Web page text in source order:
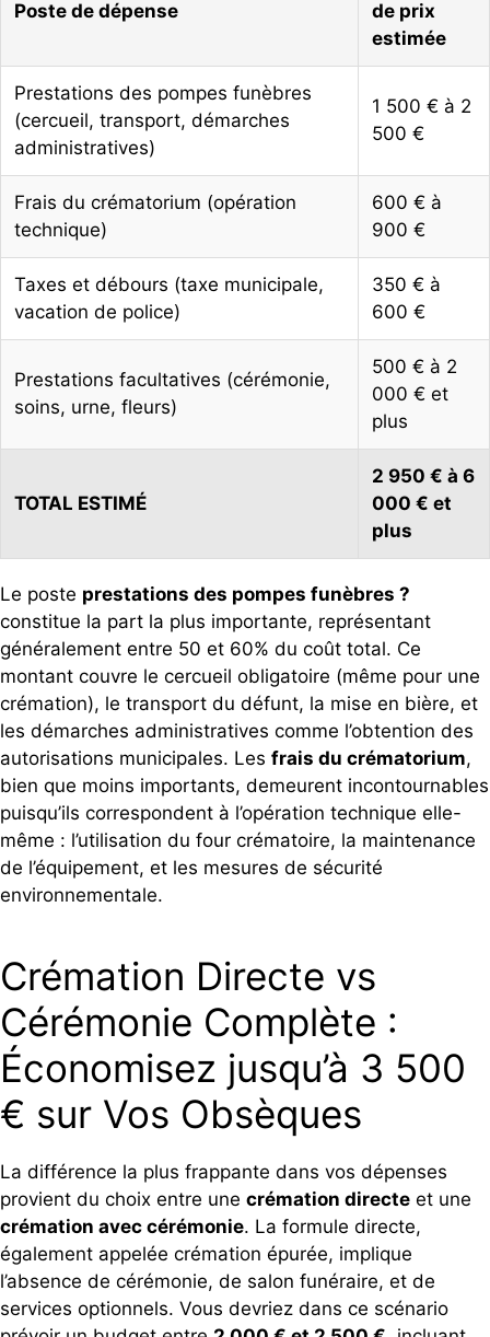
Poste de dépense
de prix
estimée
Prestations des pompes funèbres
(cercueil, transport, démarches
administratives)
1 500 € à 2
500 €
Frais du crématorium (opération
technique)
600 € à
900 €
Taxes et débours (taxe municipale,
vacation de police)
350 € à
600 €
Prestations facultatives (cérémonie,
soins, urne, fleurs)
500 € à 2
000 € et
plus
TOTAL ESTIMÉ
2 950 € à 6
000 € et
plus
Le poste prestations des pompes funèbres ?
constitue la part la plus importante, représentant
généralement entre 50 et 60% du coût total. Ce
montant couvre le cercueil obligatoire (même pour une
crémation), le transport du défunt, la mise en bière, et
les démarches administratives comme l’obtention des
autorisations municipales. Les frais du crématorium,
bien que moins importants, demeurent incontournables
puisqu’ils correspondent à l’opération technique elle-
même : l’utilisation du four crématoire, la maintenance
de l’équipement, et les mesures de sécurité
environnementale.
Crémation Directe vs
Cérémonie Complète :
Économisez jusqu’à 3 500
€ sur Vos Obsèques
La différence la plus frappante dans vos dépenses
provient du choix entre une crémation directe et une
crémation avec cérémonie. La formule directe,
également appelée crémation épurée, implique
l’absence de cérémonie, de salon funéraire, et de
services optionnels. Vous devriez dans ce scénario